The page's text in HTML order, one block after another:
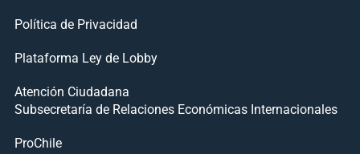
Política de Privacidad
Plataforma Ley de Lobby
Atención Ciudadana
Subsecretaría de Relaciones Económicas Internacionales
ProChile